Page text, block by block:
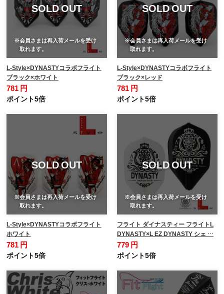
SOLD OUT
※会員さまは再入荷メールを受け
取れます。
L-Style×DYNASTYコラボフライト
ブラック×ホワイト
781 円
ポイント5倍
SOLD OUT
※会員さまは再入荷メールを受け
取れます。
L-Style×DYNASTYコラボフライト
ブラック×レッド
781 円
ポイント5倍
SOLD OUT
※会員さまは再入荷メールを受け
取れます。
L-Style×DYNASTYコラボフライト
ホワイト
781 円
ポイント5倍
SOLD OUT
※会員さまは再入荷メールを受け
取れます。
フライト ダイナスティー フライトL
DYNASTY×L EZ DYNASTY シェ …
779 円
ポイント5倍